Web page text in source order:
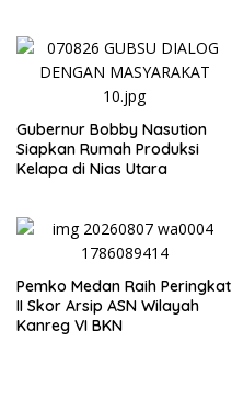
Gubernur Bobby Nasution
Siapkan Rumah Produksi
Kelapa di Nias Utara
Pemko Medan Raih Peringkat
II Skor Arsip ASN Wilayah
Kanreg VI BKN